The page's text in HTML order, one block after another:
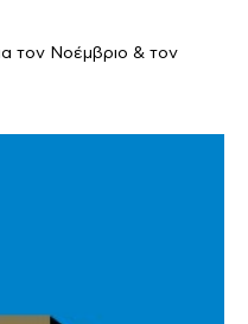
τον Νοέμβριο & τον